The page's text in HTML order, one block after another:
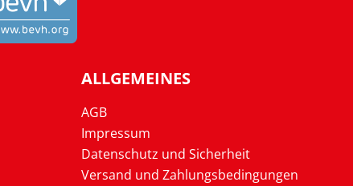
ALLGEMEINES
AGB
Impressum
Datenschutz und Sicherheit
Versand und Zahlungsbedingungen